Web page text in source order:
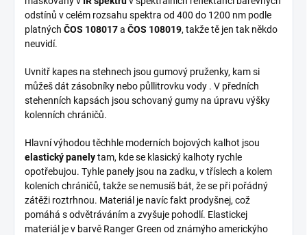
odstínů v celém rozsahu spektra od 400 do 1200 nm podle
platných ČOS 108017a ČOS 108019, takže tě jen tak někdo
neuvidí.
Uvnitř kapes na stehnech jsou gumový pruženky, kam si
můžeš dát zásobníky nebo půllitrovku vody . V předních
stehenních kapsách jsou schovaný gumy na úpravu výšky
kolenních chráničů.
Hlavní výhodou těchhle moderních bojových kalhot jsou
elastický panelytam, kde se klasický kalhoty rychle
opotřebujou. Tyhle panely jsou na zadku, v tříslech a kolem
koleních chráničů, takže se nemusíš bát, že se při pořádný
zátěži roztrhnou. Materiál je navíc fakt prodyšnej, což
pomáhá s odvětráváním a zvyšuje pohodlí. Elastickej
materiál je v barvě Ranger Green od známýho americkýho